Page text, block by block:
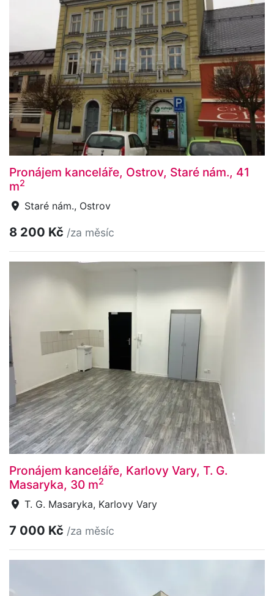
Pronájem kanceláře, Ostrov, Staré nám., 41
m2
Staré nám., Ostrov
8 200 Kč /za měsíc
Pronájem kanceláře, Karlovy Vary, T. G.
Masaryka, 30 m2
T. G. Masaryka, Karlovy Vary
7 000 Kč /za měsíc